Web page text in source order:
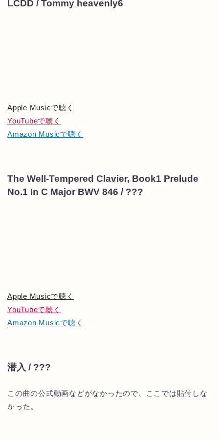
LCDD / Tommy heavenly6
Apple Musicで聴く
YouTubeで聴く
Amazon Musicで聴く
The Well-Tempered Clavier, Book1 Prelude
No.1 In C Major BWV 846 / ???
Apple Musicで聴く
YouTubeで聴く
Amazon Musicで聴く
潜入 / ???
この曲の公式動画などがなかったので、ここでは貼付しな
かった。